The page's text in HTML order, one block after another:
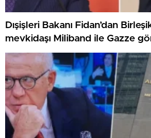
Dışişleri Bakanı Fidan’dan
mevkidaşı Miliband ile Gazze